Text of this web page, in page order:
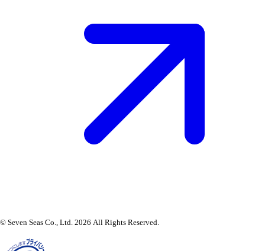
© Seven Seas Co., Ltd. 2026 All Rights Reserved.